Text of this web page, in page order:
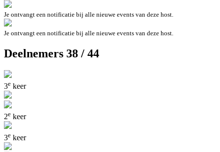
Je ontvangt een notificatie bij alle nieuwe events van deze host.
Je ontvangt een notificatie bij alle nieuwe events van deze host.
Deelnemers 38 / 44
3e keer
2e keer
3e keer